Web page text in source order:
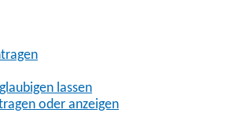
lassen
oder anzeigen